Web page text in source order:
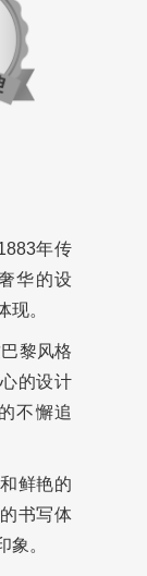
年传
华的设
现。
黎风格
的设计
不懈追
鲜艳的
书写体
象。